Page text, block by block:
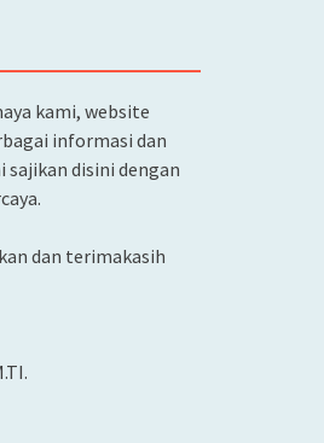
kami, website
informasi dan
disini dengan
dan terimakasih